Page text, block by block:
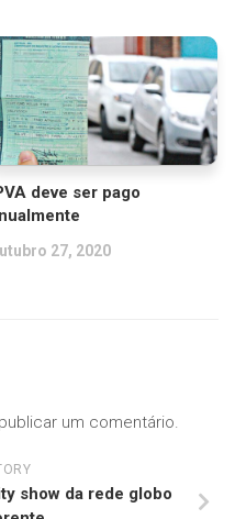
deve ser pago
27, 2020
um comentário.
show da rede globo